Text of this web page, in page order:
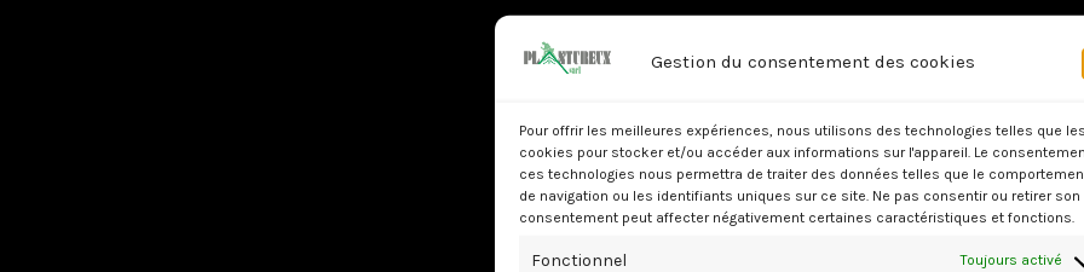
Gestion du consentement des cookies
Pour offrir les meilleures expériences, nous utilisons des technologies telles que les
cookies pour stocker et/ou accéder aux informations sur l'appareil. Le
ces technologies nous permettra de traiter des données telles que le
de navigation ou les identifiants uniques sur ce site. Ne pas consentir ou retirer son
consentement peut affecter négativement certaines caractéristiques et fonctions.
Fonctionnel Toujours activé
Besoin d'un de nos services
N'hésitez pas à nous contacter